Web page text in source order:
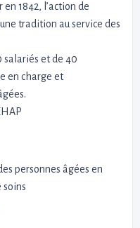
1842, l’action de
tradition au service des
salariés et de 40
en charge et
personnes âgées en
soins